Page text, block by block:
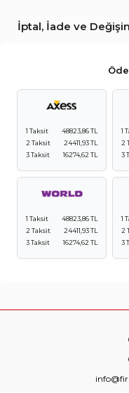
İptal, İade ve
1 Taksit
48823,86 TL
2 Taksit
24411,93 TL
3 Taksit
16274,62 TL
1
2
3
1 Taksit
48823,86 TL
2 Taksit
24411,93 TL
3 Taksit
16274,62 TL
1
2
3